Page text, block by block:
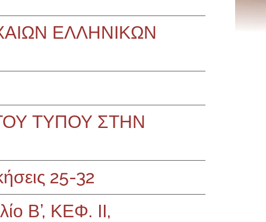
ΕΛΛΗΝΙΚΩΝ
ΤΥΠΟΥ ΣΤΗΝ
25-32
Β’, ΚΕΦ. II,